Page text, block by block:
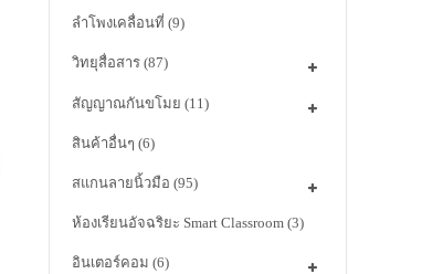
ลำโพงเคลื่อนที่ (9)
วิทยุสื่อสาร (87)
สัญญาณกันขโมย (11)
สินค้าอื่นๆ (6)
สแกนลายนิ้วมือ (95)
ห้องเรียนอัจฉริยะ Smart Classroom (3)
อินเตอร์คอม (6)